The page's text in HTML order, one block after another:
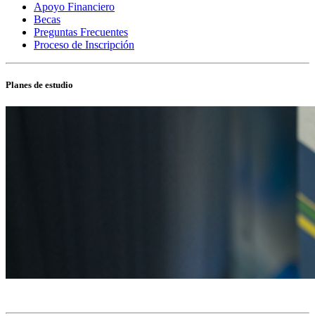
Apoyo Financiero
Becas
Preguntas Frecuentes
Proceso de Inscripción
Planes de estudio